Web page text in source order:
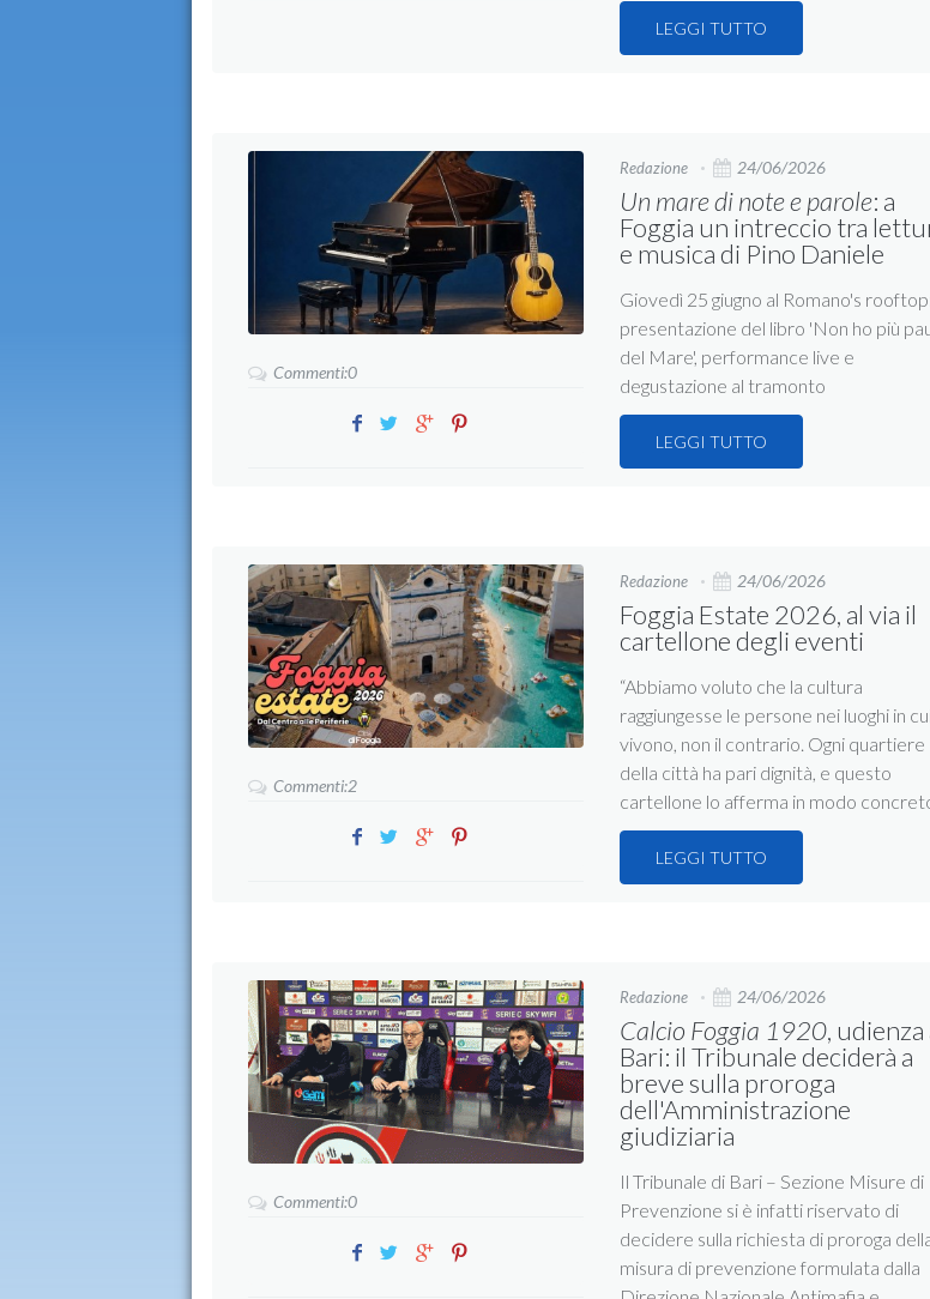
LEGGI TUTTO
Commenti:0
Redazione 24/06/2026
Un mare di note e parole: a
Foggia un intreccio tra
e musica di Pino Daniele
Giovedì 25 giugno al Romano's
presentazione del libro 'Non ho più
del Mare', performance live e
degustazione al tramonto
LEGGI TUTTO
Commenti:2
Redazione 24/06/2026
Foggia Estate 2026, al via il
cartellone degli eventi
“Abbiamo voluto che la cultura
raggiungesse le persone nei luoghi in
vivono, non il contrario. Ogni quartiere
della città ha pari dignità, e questo
cartellone lo afferma in modo
LEGGI TUTTO
Commenti:0
Redazione 24/06/2026
Calcio Foggia 1920, udienza
Bari: il Tribunale deciderà a
breve sulla proroga
dell'Amministrazione
giudiziaria
Il Tribunale di Bari – Sezione Misure di
Prevenzione si è infatti riservato di
decidere sulla richiesta di proroga
misura di prevenzione formulata dalla